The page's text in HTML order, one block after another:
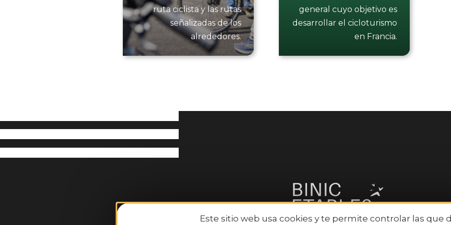
Este sitio web usa cookies y te permite controlar las que
ruta ciclista y las rutas
señalizadas de los
alrededores.
general cuyo objetivo es
desarrollar el cicloturismo
en Francia.